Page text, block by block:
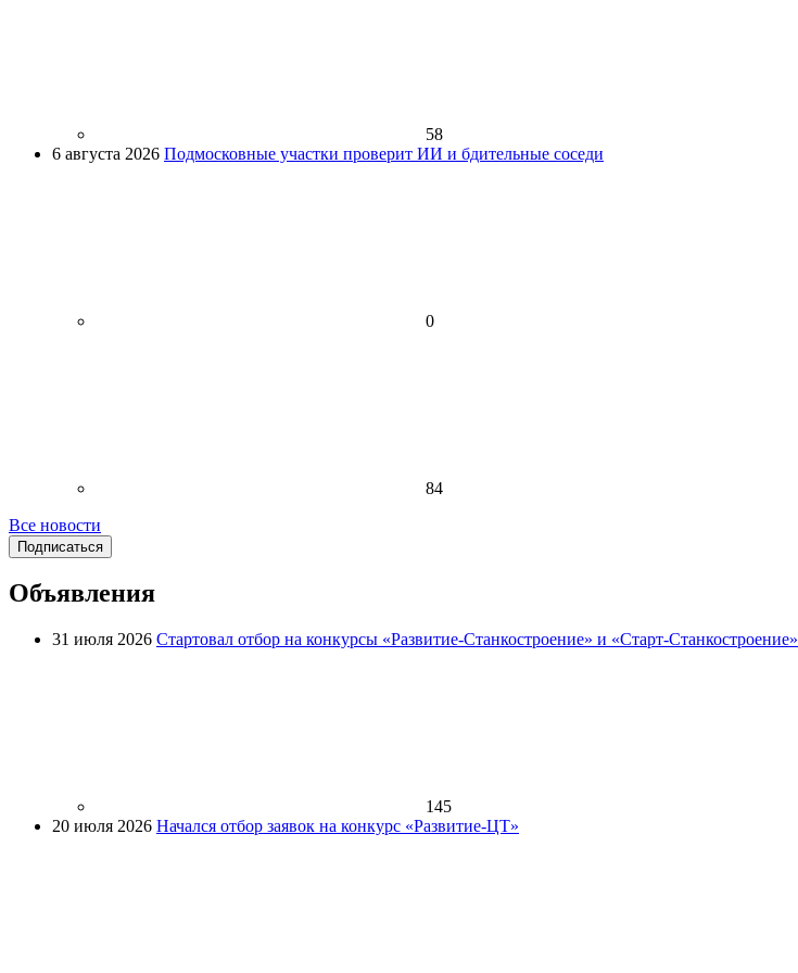
58
6 августа 2026 Подмосковные участки проверит ИИ и бдительные соседи
0
84
Все новости
Подписаться
Объявления
31 июля 2026 Стартовал отбор на конкурсы «Развитие-Станкостроение» и «Старт-Станкостроение»
145
20 июля 2026 Начался отбор заявок на конкурс «Развитие-ЦТ»